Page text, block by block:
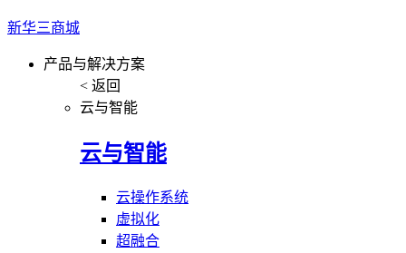
新华三商城
产品与解决方案
< 返回
云与智能
云与智能
云操作系统
虚拟化
超融合